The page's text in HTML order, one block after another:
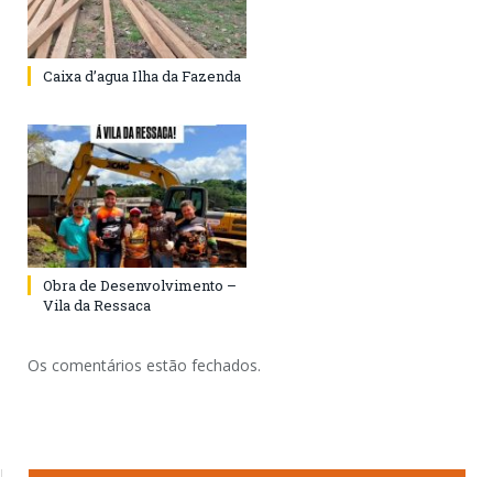
Caixa d’agua Ilha da Fazenda
Obra de Desenvolvimento –
Vila da Ressaca
Os comentários estão fechados.